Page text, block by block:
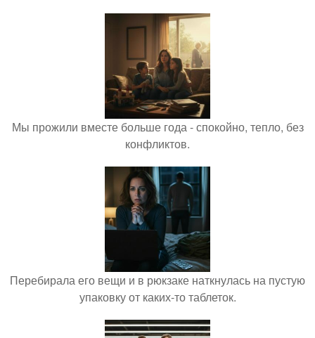
Мы прожили вместе больше года - спокойно, тепло, без
конфликтов.
Перебирала его вещи и в рюкзаке наткнулась на пустую
упаковку от каких-то таблеток.